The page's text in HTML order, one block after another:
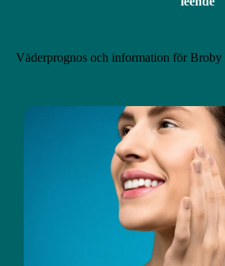
Väderprognos och information för Broby